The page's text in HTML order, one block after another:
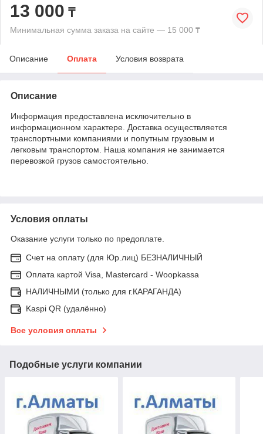
13 000 ₸
Минимальная сумма заказа на сайте — 15 000 ₸
Описание Оплата Условия возврата
Описание
Информация предоставлена исключительно в
информационном характере. Доставка осуществляется
транспортными компаниями и попутным грузовым и
легковым транспортом. Наша компания не занимается
перевозкой грузов самостоятельно.
Условия оплаты
Оказание услуги только по предоплате.
Счет на оплату (для Юр.лиц) БЕЗНАЛИЧНЫЙ
Оплата картой Visa, Mastercard - Woopkassa
НАЛИЧНЫМИ (только для г.КАРАГАНДА)
Kaspi QR (удалённо)
Все условия оплаты
Подобные услуги компании